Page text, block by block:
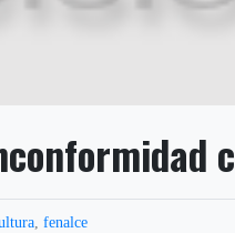
,fenalce